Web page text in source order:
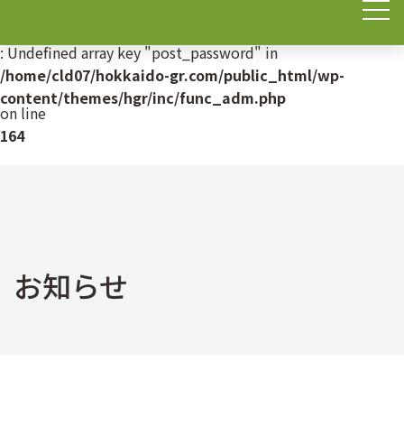
: Undefined array key "post_password" in
/home/cld07/hokkaido-gr.com/public_html/wp-
content/themes/hgr/inc/func_adm.php
on line
164
お知らせ